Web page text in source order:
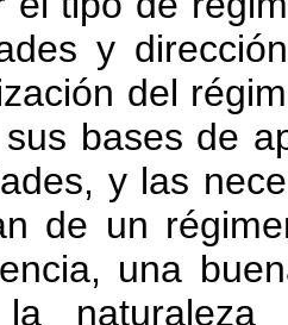
y
del
bases de
y las
de un
una
naturaleza